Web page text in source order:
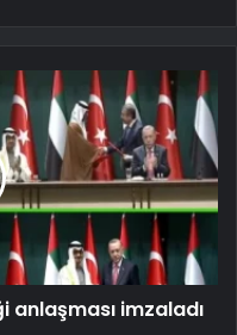
anlaşması imzaladı